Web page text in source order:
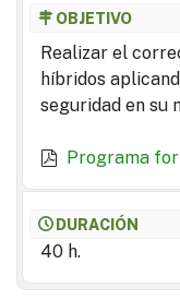
OBJETIVO
Realizar el
híbridos
seguridad en su
Programa
DURACIÓN
40 h.